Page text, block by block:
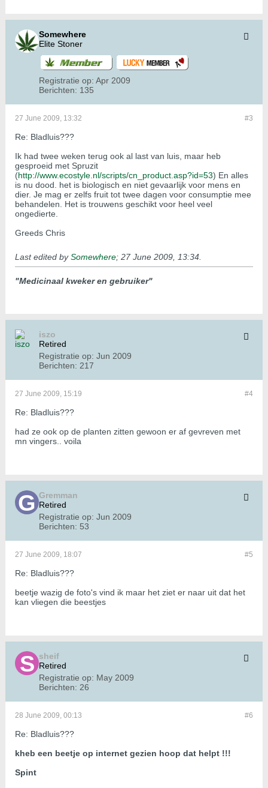
Somewhere
Elite Stoner
Registratie op: Apr 2009
Berichten: 135
#3
27 June 2009, 13:32
Re: Bladluis???
Ik had twee weken terug ook al last van luis, maar heb
gesproeid met Spruzit
(http://www.ecostyle.nl/scripts/cn_product.asp?id=53) En alles
is nu dood. het is biologisch en niet gevaarlijk voor mens en
dier. Je mag er zelfs fruit tot twee dagen voor consumptie mee
behandelen. Het is trouwens geschikt voor heel veel
ongedierte.
Greeds Chris
Last edited bySomewhere; 27 June 2009, 13:34
"Medicinaal kweker en gebruiker"
iszo
Retired
Registratie op: Jun 2009
Berichten: 217
#4
27 June 2009, 15:19
Re: Bladluis???
had ze ook op de planten zitten gewoon er af gevreven met
mn vingers.. voila
Gremman
Retired
Registratie op: Jun 2009
Berichten: 53
#5
27 June 2009, 18:07
Re: Bladluis???
beetje wazig de foto's vind ik maar het ziet er naar uit dat het
kan vliegen die beestjes
sheif
Retired
Registratie op: May 2009
Berichten: 26
#6
28 June 2009, 00:13
Re: Bladluis???
kheb een beetje op internet gezien hoop dat helpt !!!
Spint